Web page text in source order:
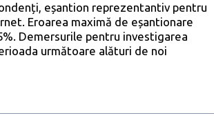
eșantion reprezentantiv pentru
Eroarea maximă de eșantionare
Demersurile pentru investigarea
următoare alături de noi